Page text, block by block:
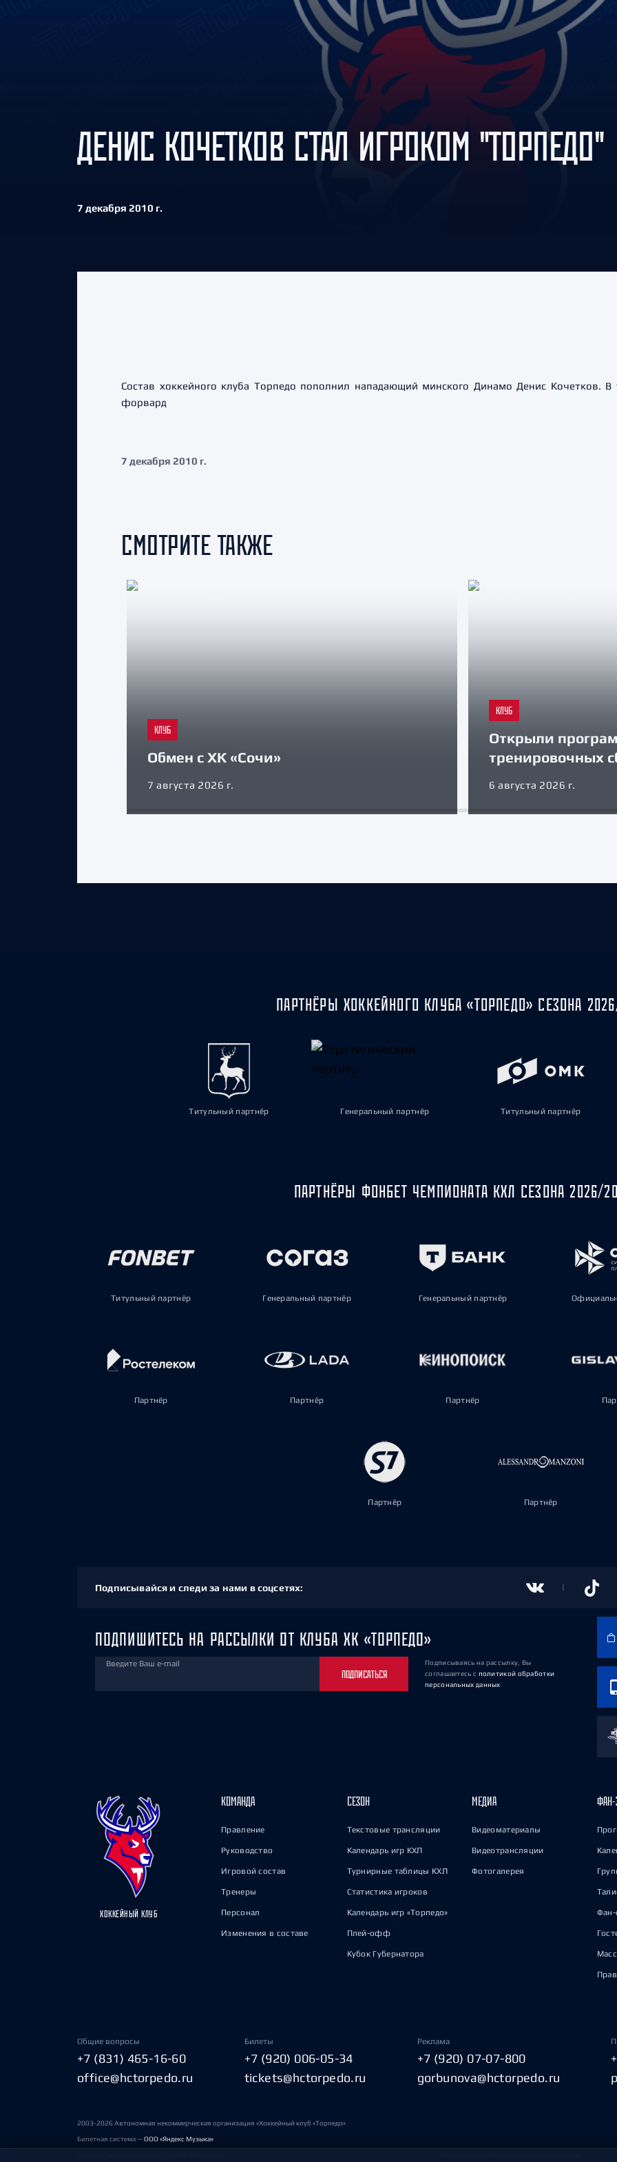
Амур
Барыс
Салават Юлаев
Сибирь
ДЕНИС КОЧЕТКОВ СТАЛ ИГРОКОМ "ТОРПЕДО"
7 декабря 2010 г.
Состав хоккейного клуба Торпедо пополнил нападающий минского Динамо Денис Кочетков.
форвард
7 декабря 2010 г.
СМОТРИТЕ ТАКЖЕ
КЛУБ
Обмен с ХК «Сочи»
7 августа 2026 г.
КЛУБ
Открыли
тренировочных
6 августа 2026 г.
ПАРТНЁРЫ ХОККЕЙНОГО КЛУБА «ТОРПЕДО» СЕЗОНА
Титульный партнёр Генеральный партнёр Титульный партнёр
ПАРТНЁРЫ ФОНБЕТ ЧЕМПИОНАТА КХЛ СЕЗОНА 2026/
Титульный партнёр Генеральный партнёр Генеральный партнёр
Партнёр Партнёр Партнёр
Партнёр Партнёр
Подписывайся и следи за нами в соцсетях:
ПОДПИШИТЕСЬ НА РАССЫЛКИ ОТ КЛУБА ХК «ТОРПЕДО»
Введите Ваш e-mail
ПОДПИСАТЬСЯ
Подписываясь на рассылку, Вы
соглашаетесь с политикой обработки
персональных данных
ХОККЕЙНЫЙ КЛУБ
КОМАНДА
Правление
Руководство
Игровой состав
Тренеры
Персонал
Изменения в составе
СЕЗОН
Текстовые трансляции
Календарь игр КХЛ
Турнирные таблицы КХЛ
Статистика игроков
Календарь игр «Торпедо»
Плей-офф
Кубок Губернатора
МЕДИА
Видеоматериалы
Видеотрансляции
Фотогалерея
ФАН-
Фан-
Общие вопросы
+7 (831) 465-16-60
office@hctorpedo.ru
Билеты
+7 (920) 006-05-34
tickets@hctorpedo.ru
Реклама
+7 (920) 07-07-800
gorbunova@hctorpedo.ru
2003-2026 Автономная некоммерческая организация «Хоккейный клуб «Торпедо»
Билетная система —ООО «Яндекс Музыка»